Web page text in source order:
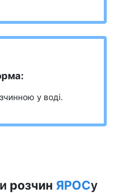
у воді.
розчин ЯРОСу